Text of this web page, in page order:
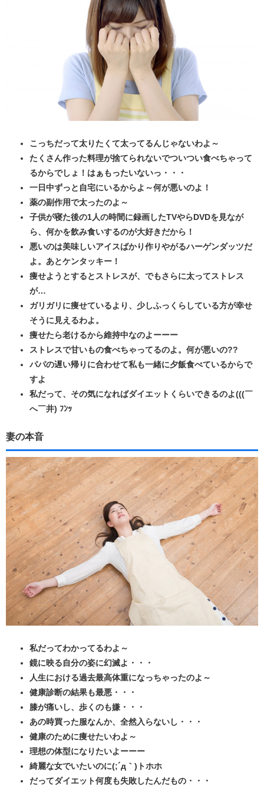
こっちだって太りたくて太ってるんじゃないわよ～
たくさん作った料理が捨てられないでついつい食べちゃって
るからでしょ！はぁもったいないっ・・・
一日中ずっと自宅にいるからよ～何が悪いのよ！
薬の副作用で太ったのよ～
子供が寝た後の1人の時間に録画したTVやらDVDを見なが
ら、何かを飲み食いするのが大好きだから！
悪いのは美味しいアイスばかり作りやがるハーゲンダッツだ
よ。あとケンタッキー！
痩せようとするとストレスが、でもさらに太ってストレス
が…
ガリガリに痩せているより、少しふっくらしている方が幸せ
そうに見えるわよ。
痩せたら老けるから維持中なのよーーー
ストレスで甘いもの食べちゃってるのよ。何が悪いの??
パパの遅い帰りに合わせて私も一緒に夕飯食べているからで
すよ
私だって、その気になればダイエットくらいできるのよ(((￣
へ￣井) ﾌﾝｯ
妻の本音
私だってわかってるわよ～
鏡に映る自分の姿に幻滅よ・・・
人生における過去最高体重になっちゃったのよ～
健康診断の結果も最悪・・・
膝が痛いし、歩くのも嫌・・・
あの時買った服なんか、全然入らないし・・・
健康のために痩せたいわよ～
理想の体型になりたいよーーー
綺麗な女でいたいのに(;´д｀)トホホ
だってダイエット何度も失敗したんだもの・・・